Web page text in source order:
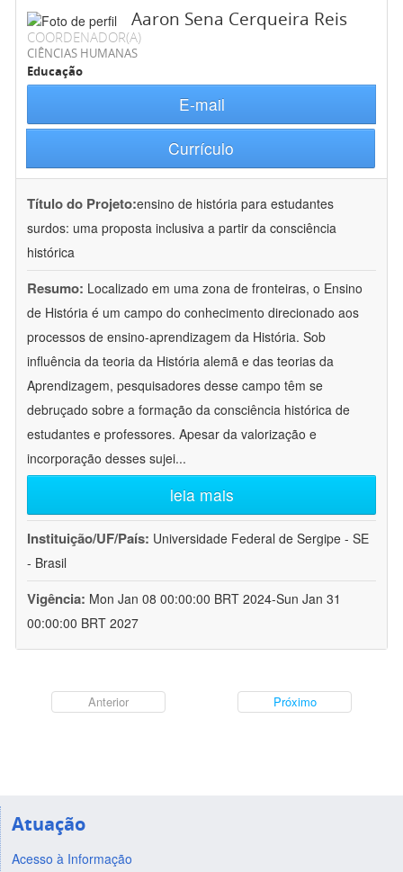
Aaron Sena Cerqueira Reis
COORDENADOR(A)
CIÊNCIAS HUMANAS
Educação
E-mail
Currículo
Título do Projeto:ensino de história para estudantes
surdos: uma proposta inclusiva a partir da consciência
histórica
Resumo: Localizado em uma zona de fronteiras, o Ensino
de História é um campo do conhecimento direcionado aos
processos de ensino-aprendizagem da História. Sob
influência da teoria da História alemã e das teorias da
Aprendizagem, pesquisadores desse campo têm se
debruçado sobre a formação da consciência histórica de
estudantes e professores. Apesar da valorização e
incorporação desses sujei...
leia mais
Instituição/UF/País: Universidade Federal de Sergipe - SE
- Brasil
Vigência: Mon Jan 08 00:00:00 BRT 2024-Sun Jan 31
00:00:00 BRT 2027
Anterior Próximo
Atuação
Acesso à Informação